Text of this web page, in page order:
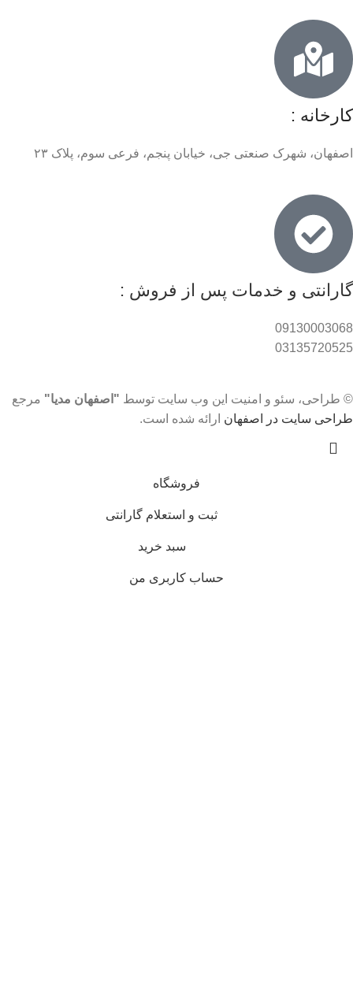
کارخانه :
اصفهان، شهرک صنعتی جی، خیابان پنجم، فرعی سوم، پلاک ۲۳
گارانتی و خدمات پس از فروش :
09130003068
03135720525
© طراحی، سئو و امنیت این وب سایت توسط "اصفهان مدیا" مرجع
طراحی سایت در اصفهان ارائه شده است.
فروشگاه
ثبت و استعلام گارانتی
سبد خرید
حساب کاربری من